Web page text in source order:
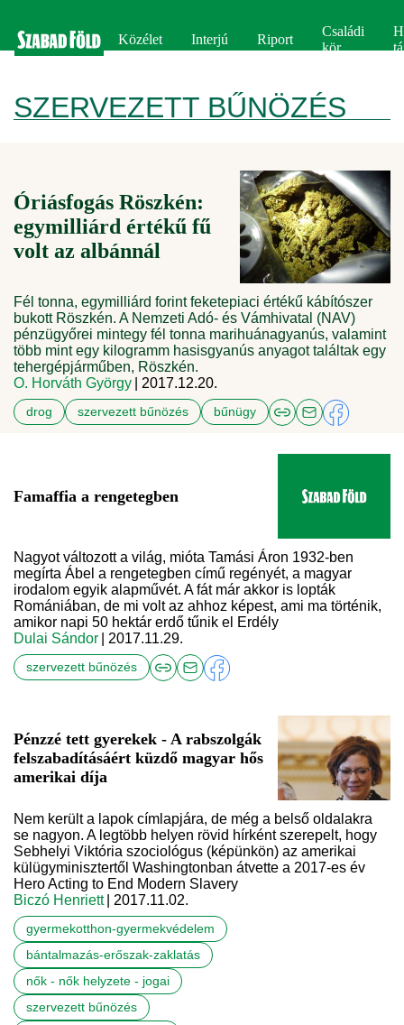
Közélet Interjú Riport
Családi
kör
SZERVEZETT BŰNÖZÉS
Óriásfogás Röszkén:
egymilliárd értékű fű
volt az albánnál
Fél tonna, egymilliárd forint feketepiaci értékű kábítószer
bukott Röszkén. A Nemzeti Adó- és Vámhivatal (NAV)
pénzügyőrei mintegy fél tonna marihuánagyanús, valamint
több mint egy kilogramm hasisgyanús anyagot találtak egy
tehergépjárműben, Röszkén.
O. Horváth György
| 2017.12.20.
drog szervezett bűnözés bűnügy
Famaffia a rengetegben
Nagyot változott a világ, mióta Tamási Áron 1932-ben
megírta Ábel a rengetegben című regényét, a magyar
irodalom egyik alapművét. A fát már akkor is lopták
Romániában, de mi volt az ahhoz képest, ami ma történik,
amikor napi 50 hektár erdő tűnik el Erdély
Dulai Sándor
| 2017.11.29.
szervezett bűnözés
Pénzzé tett gyerekek - A rabszolgák
felszabadításáért küzdő magyar hős
amerikai díja
Nem került a lapok címlapjára, de még a belső oldalakra
se nagyon. A legtöbb helyen rövid hírként szerepelt, hogy
Sebhelyi Viktória szociológus (képünkön) az amerikai
külügyminisztertől Washingtonban átvette a 2017-es év
Hero Acting to End Modern Slavery
Biczó Henriett
| 2017.11.02.
gyermekotthon-gyermekvédelem
bántalmazás-erőszak-zaklatás
nők - nők helyzete - jogai
szervezett bűnözés